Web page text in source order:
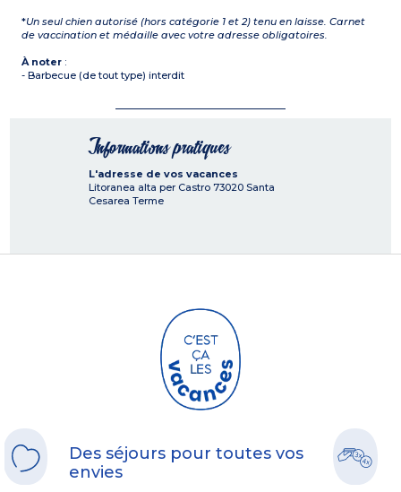
*Un seul chien autorisé (hors catégorie 1 et 2) tenu en laisse. Carnet
de vaccination et médaille avec votre adresse obligatoires.
À noter :
- Barbecue (de tout type) interdit
Informations pratiques
L'adresse de vos vacances
Litoranea alta per Castro 73020 Santa
Cesarea Terme
Des séjours pour toutes vos
envies